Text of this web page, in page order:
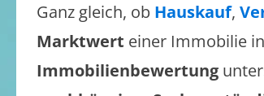
Ganz gleich, ob Hauskauf,
Marktwert einer Immobilie in
Immobilienbewertung